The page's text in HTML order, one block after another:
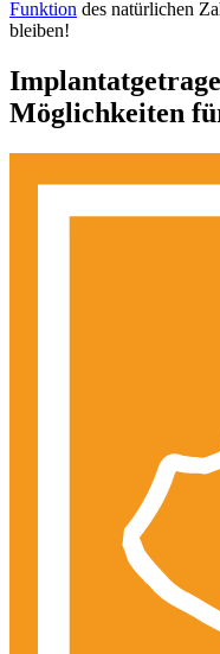
Funktion des natürlichen
bleiben!
Möglichkeiten